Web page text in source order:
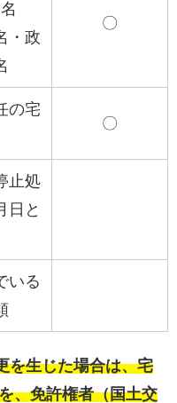
・政
〇
の宅
〇
止処
日と
いる
生じた場合は、宅
、免許権者（国土交